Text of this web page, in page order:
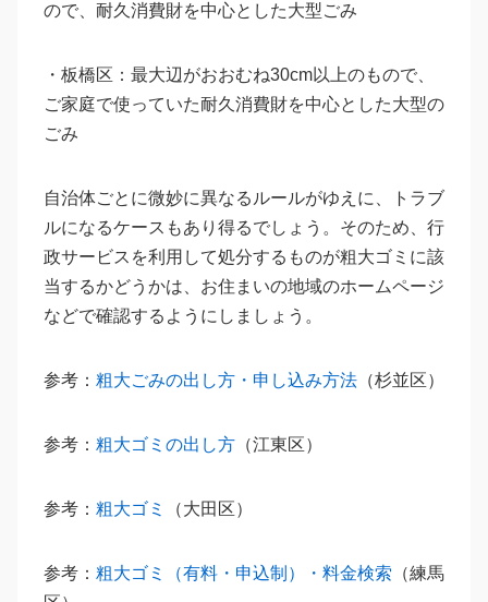
ので、耐久消費財を中心とした大型ごみ
・板橋区：最大辺がおおむね30cm以上のもので、
ご家庭で使っていた耐久消費財を中心とした大型の
ごみ
自治体ごとに微妙に異なるルールがゆえに、トラブ
ルになるケースもあり得るでしょう。そのため、行
政サービスを利用して処分するものが粗大ゴミに該
当するかどうかは、お住まいの地域のホームページ
などで確認するようにしましょう。
参考： 粗大ごみの出し方・申し込み方法 （杉並区）
参考： 粗大ゴミの出し方 （江東区）
参考： 粗大ゴミ （大田区）
参考： 粗大ゴミ（有料・申込制）・料金検索 （練馬